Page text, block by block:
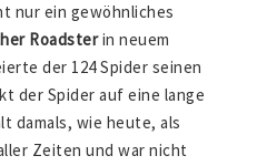
nur ein gewöhnliches
Roadsterin neuem
der 124 Spider seinen
der Spider auf eine lange
damals, wie heute, als
Zeiten und war nicht